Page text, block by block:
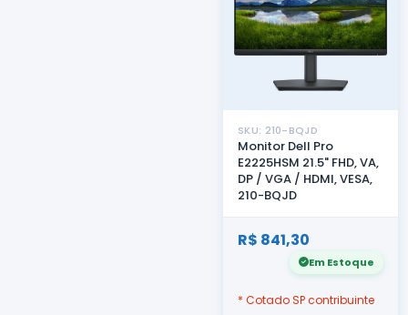
SKU: 210-BQJD
Monitor Dell Pro
E2225HSM 21.5" FHD, VA,
DP / VGA / HDMI, VESA,
210-BQJD
R$ 841,30
Em Estoque
* Cotado SP contribuinte